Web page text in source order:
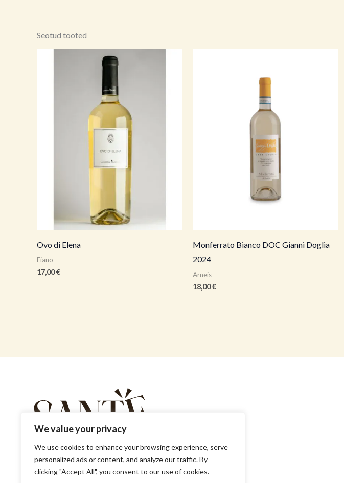
We value your privacy
We use cookies to enhance your browsing experience, serve
personalized ads or content, and analyze our traffic. By
clicking "Accept All", you consent to our use of cookies.
Seotud tooted
Ovo di Elena
Fiano
17,00€
Monferrato Bianco DOC Gianni Doglia
2024
Arneis
18,00€
Copyright © 2026 veinituba Santé.